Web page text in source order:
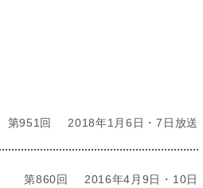
第951回 2018年1月6日・7日放送
第860回 2016年4月9日・10日